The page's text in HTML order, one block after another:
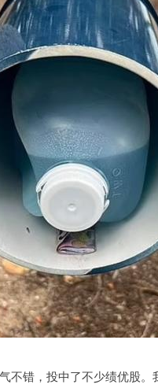
不错，投中了不少绩优股